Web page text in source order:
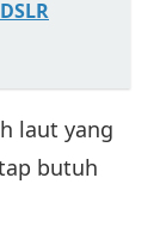
laut yang
butuh